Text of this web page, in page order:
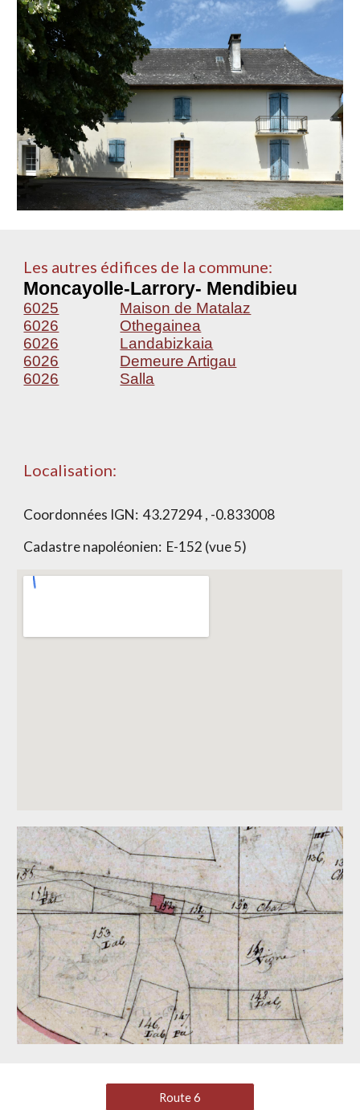
Les autres édifices de la commune:
Moncayolle-Larrory- Mendibieu
6025
Maison de Matalaz
6026
Othegainea
6026
Landabizkaia
6026
Demeure Artigau
6026
Salla
Localisation:
Coordonnées IGN: 43.27294 , -0.833008
Cadastre napoléonien: E-152 (vue 5)
Route 6